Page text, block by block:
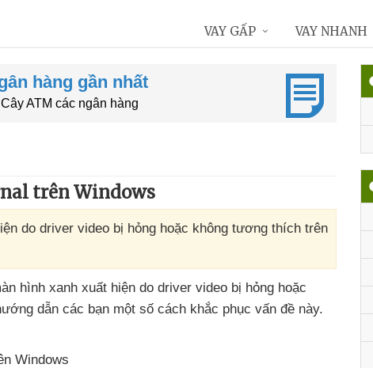
hàng gần nhất
ATM các ngân hàng
trên Windows
do driver video bị hỏng hoặc không tương thích trên
hình xanh xuất hiện do driver video bị hỏng hoặc
dẫn các bạn một số cách khắc phục vấn đề này.
Windows
VAY GẤP VAY NHANH